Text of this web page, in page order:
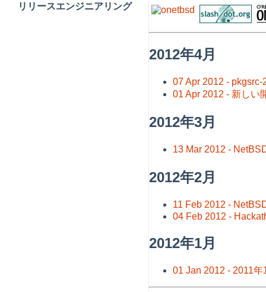
リリースエンジニアリング
2012年4月
07 Apr 2012 -
01 Apr 2012 - 新しい
2012年3月
13 Mar 2012 -
2012年2月
11 Feb 2012 -
04 Feb 2012 -
2012年1月
01 Jan 2012 - 2011